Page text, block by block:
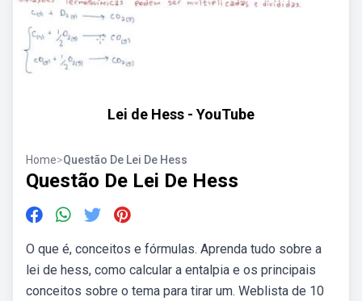
Lei de Hess - YouTube
Home>Questão De Lei De Hess
Questão De Lei De Hess
O que é, conceitos e fórmulas. Aprenda tudo sobre a
lei de hess, como calcular a entalpia e os principais
conceitos sobre o tema para tirar um. Weblista de 10